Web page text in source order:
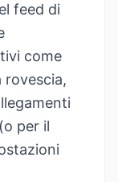
feed di
come
rovescia,
per il